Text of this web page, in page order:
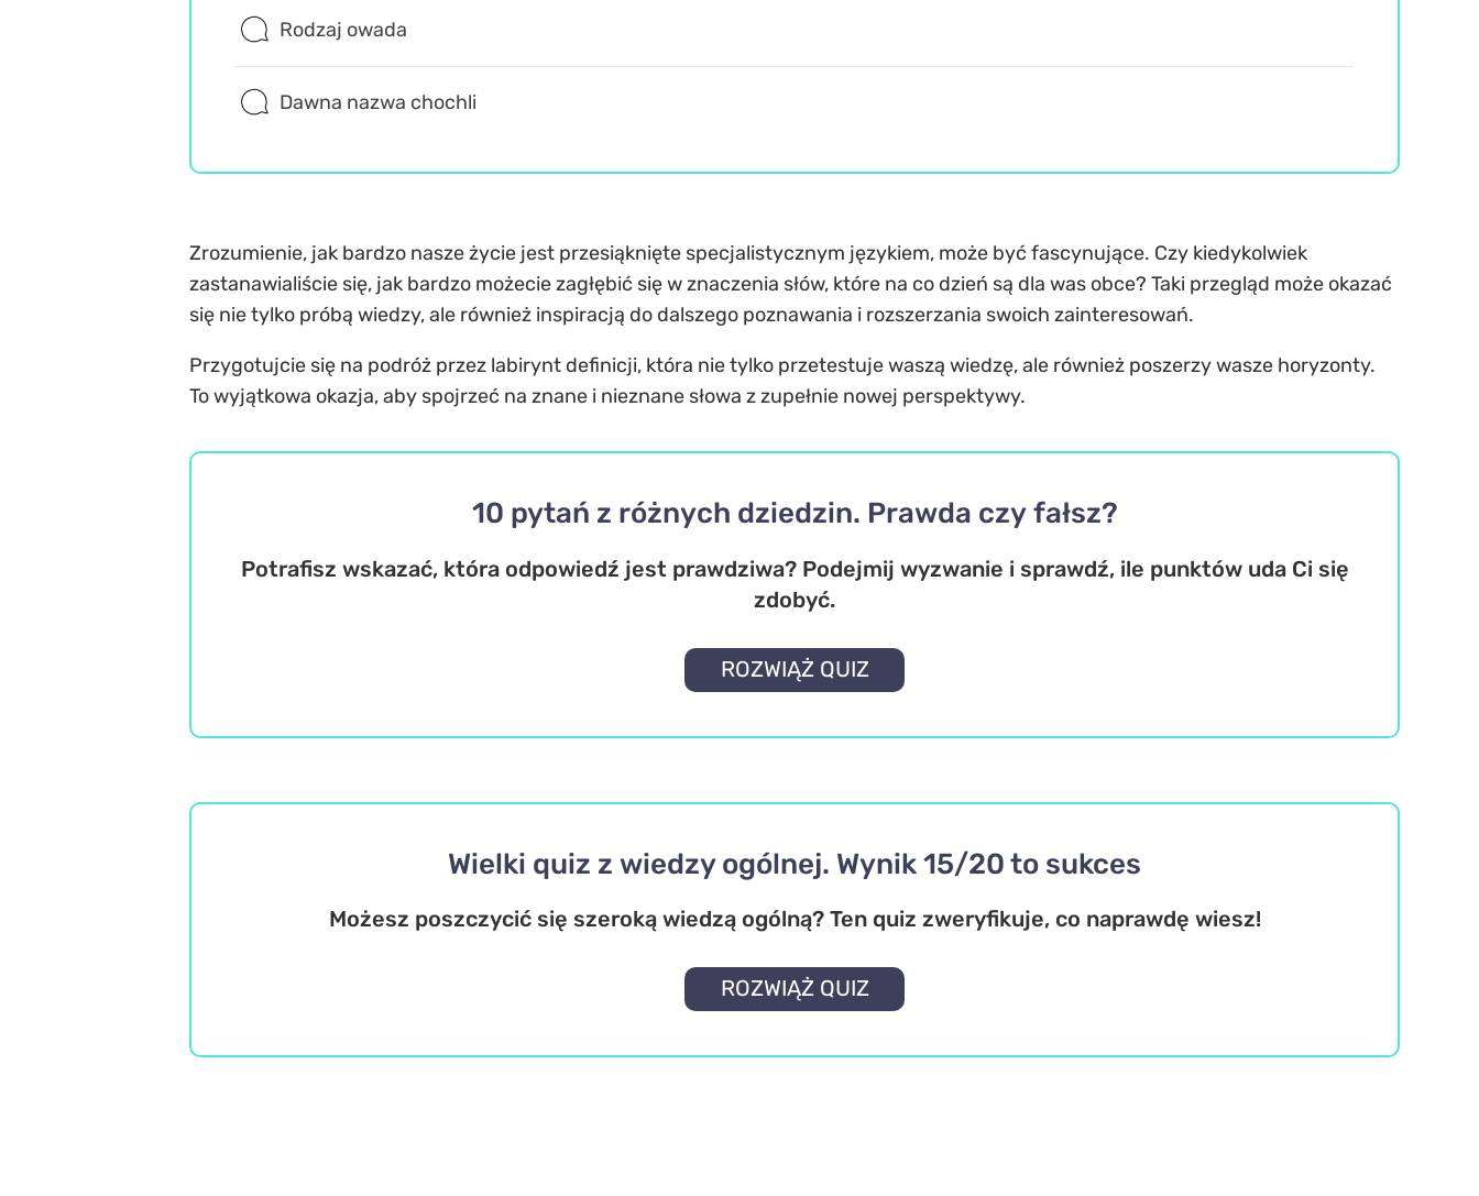
Rodzaj owada
Dawna nazwa chochli
Zrozumienie, jak bardzo nasze życie jest przesiąknięte specjalistycznym językiem, może być fascynujące. Czy kiedykolwiek
zastanawialiście się, jak bardzo możecie zagłębić się w znaczenia słów, które na co dzień są dla was obce? Taki przegląd może okazać
się nie tylko próbą wiedzy, ale również inspiracją do dalszego poznawania i rozszerzania swoich zainteresowań.
Przygotujcie się na podróż przez labirynt definicji, która nie tylko przetestuje waszą wiedzę, ale również poszerzy wasze horyzonty.
To wyjątkowa okazja, aby spojrzeć na znane i nieznane słowa z zupełnie nowej perspektywy.
10 pytań z różnych dziedzin. Prawda czy fałsz?
Potrafisz wskazać, która odpowiedź jest prawdziwa? Podejmij wyzwanie i sprawdź, ile punktów uda Ci się
zdobyć.
ROZWIĄŻ QUIZ
Wielki quiz z wiedzy ogólnej. Wynik 15/20 to sukces
Możesz poszczycić się szeroką wiedzą ogólną? Ten quiz zweryfikuje, co naprawdę wiesz!
ROZWIĄŻ QUIZ